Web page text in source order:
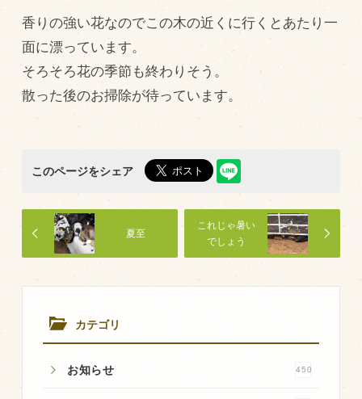
カテゴリ
お知らせ 450
香りの強い花なのでこの木の近くに行くとあたり一
面に漂っています。
そろそろ花の季節も終わりそう。
散った後のお掃除が待っています。
このページをシェア
これじゃ暑い
でしょう
夏至
業務管理体制
品質管理体制
最新の設備
商品のご紹介
豊西牛
厚切ステーキ
ハンバーグ
豊西ソース